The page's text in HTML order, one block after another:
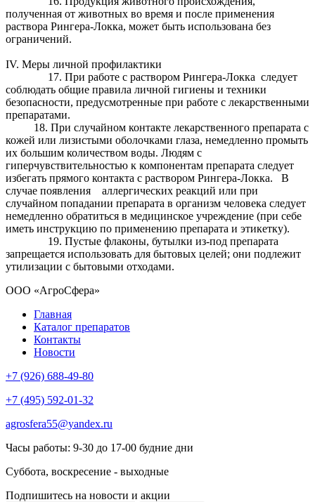
полученная от животных во время и после применения
раствора Рингера-Локка, может быть использована без
ограничений.
IV. Меры личной профилактики
17. При работе с раствором Рингера-Локка следует
соблюдать общие правила личной гигиены и техники
безопасности, предусмотренные при работе с лекарственными
препаратами.
18. При случайном контакте лекарственного препарата с
кожей или лизистыми оболочками глаза, немедленно промыть
их большим количеством воды. Людям с
гиперчувствительностью к компонентам препарата следует
избегать прямого контакта с раствором Рингера-Локка. В
случае появления аллергических реакций или при
случайном попадании препарата в организм человека следует
немедленно обратиться в медицинское учреждение (при себе
иметь инструкцию по применению препарата и этикетку).
19. Пустые флаконы, бутылки из-под препарата
запрещается использовать для бытовых целей; они подлежит
утилизации с бытовыми отходами.
ООО «АгроСфера»
Главная
Каталог препаратов
Контакты
Новости
+7 (926) 688-49-80
+7 (495) 592-01-32
agrosfera55@yandex.ru
Часы работы: 9-30 до 17-00 будние дни
Суббота, воскресение - выходные
Подпишитесь на новости и акции